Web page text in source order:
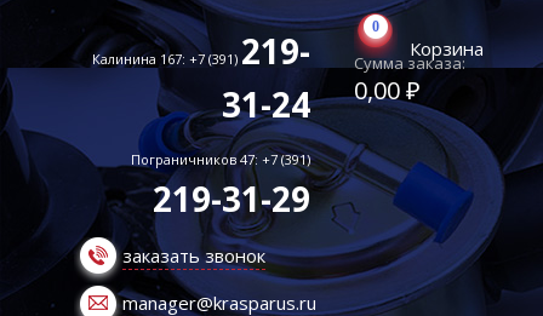
Калинина 167: +7 (391) 219-
31-24
Пограничников 47: +7 (391)
219-31-29
заказать звонок
manager@krasparus.ru
0
Корзина
Сумма заказа:
0,00 ₽